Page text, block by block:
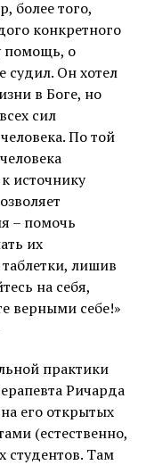
более того,
конкретного
помощь, о
судил. Он хотел
в Боге, но
сил
По той
источнику
– помочь
их
лишив
на себя,
верными себе!»
практики
Ричарда
его открытых
(естественно,
студентов. Там